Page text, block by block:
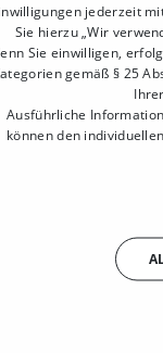
jederzeit
Sie hierzu „Wir
Sie einwilligen,
gemäß § 25
Ausführliche
können den